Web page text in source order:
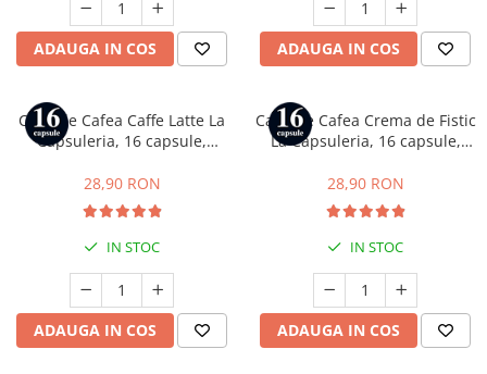
ADAUGA IN COS ADAUGA IN COS
Capsule Cafea Caffe Latte La
Capsuleria, 16 capsule,
28,90 RON
IN STOC
ADAUGA IN COS
Capsule Cafea Crema de Fistic
La Capsuleria, 16 capsule,
28,90 RON
IN STOC
ADAUGA IN COS